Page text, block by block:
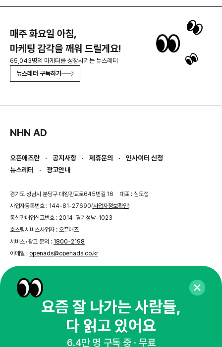
매주 화요일 아침,
마케팅 감각을 깨워 드릴게요!
65,043명의 마케터를 성장시키는 뉴스레터
뉴스레터 구독하기
NHN AD
오픈애즈란 공지사항 제휴문의
인사이터 신청
뉴스레터
광고안내
경기도 성남시 분당구 대왕판교로645번길 16
대표 : 심도섭
사업자등록번호 : 144-81-27690(사업자정보확인)
통신판매업신고번호 : 2014-경기성남-1023
호스팅서비스사업자 : 오픈애즈
서비스•광고 문의 : 1800-2198
이메일 : openads@openads.co.kr
이용약관개인정보처리방침
threadkakaotalk
© NHN AD. All rights reserved.
요즘 잘 나가는 사람들,
다 읽고 있어요
6.4만 명 구독 중 · 무료